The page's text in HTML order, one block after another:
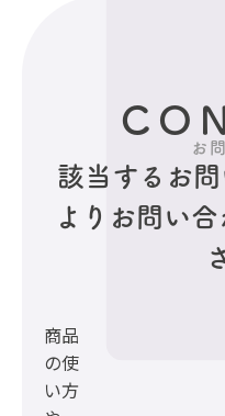
お
該当するお
より お問い
商品
の使
い方